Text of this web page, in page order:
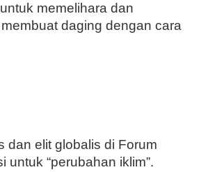
memelihara dan
daging dengan cara
dan elit globalis di Forum
“perubahan iklim”.